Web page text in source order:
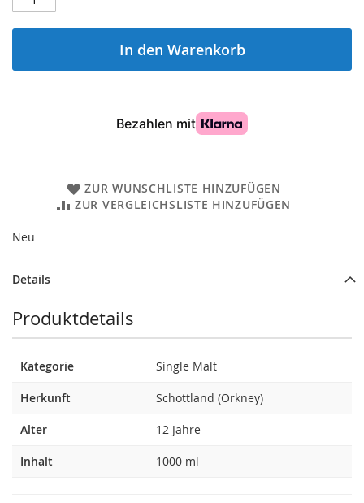
In den Warenkorb
ZUR WUNSCHLISTE HINZUFÜGEN
ZUR VERGLEICHSLISTE HINZUFÜGEN
Neu
Details
Produktdetails
Kategorie Single Malt
Herkunft Schottland (Orkney)
Alter 12 Jahre
Inhalt 1000 ml